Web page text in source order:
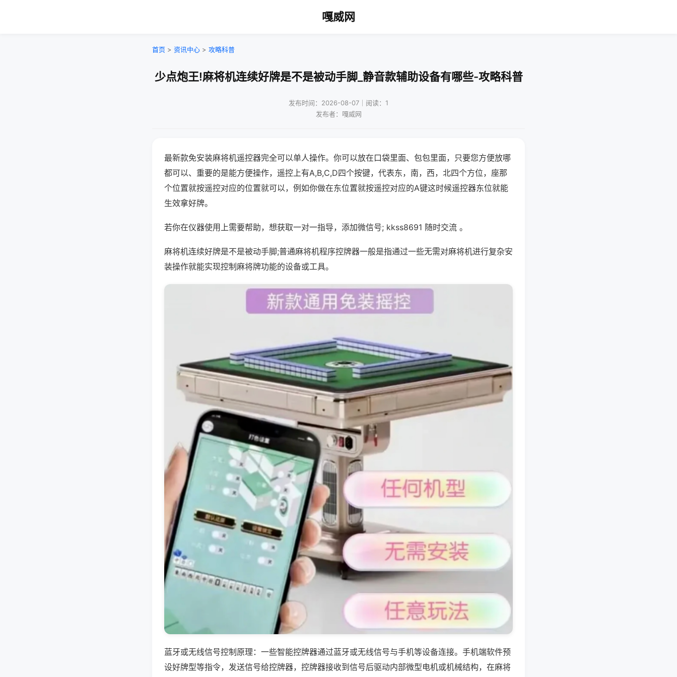
嘎威网
首页 > 资讯中心 > 攻略科普
少点炮王!麻将机连续好牌是不是被动手脚_静音款辅助设备有哪些-攻略科普
发布时间：2026-08-07｜阅读：1
发布者：嘎威网
最新款免安装麻将机遥控器完全可以单人操作。你可以放在口袋里面、包包里面，只要您方便放哪
都可以、重要的是能方便操作，遥控上有A,B,C,D四个按键，代表东，南，西，北四个方位，座那
个位置就按遥控对应的位置就可以，例如你做在东位置就按遥控对应的A键这时候遥控器东位就能
生效拿好牌。
若你在仪器使用上需要帮助，想获取一对一指导，添加微信号; kkss8691 随时交流 。
麻将机连续好牌是不是被动手脚;普通麻将机程序控牌器一般是指通过一些无需对麻将机进行复杂安
装操作就能实现控制麻将牌功能的设备或工具。
蓝牙或无线信号控制原理：一些智能控牌器通过蓝牙或无线信号与手机等设备连接。手机端软件预
设好牌型等指令，发送信号给控牌器，控牌器接收到信号后驱动内部微型电机或机械结构，在麻将